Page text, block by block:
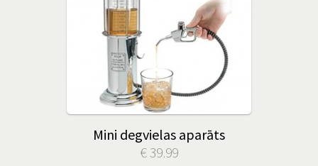
Mini degvielas aparāts
€ 39.99